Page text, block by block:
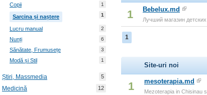
Copii 1
Sarcina și naștere 1
Lucru manual 2
Nunți 6
Sănătate, Frumusețe 3
Modă și Stil 1
Știri, Massmedia 5
Medicină 12
1 Bebelux.md
Лучший магазин
1
Site-uri noi
1 mesoterapia.md
Mezoterapia in Chisinau